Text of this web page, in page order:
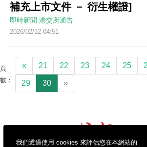
我們透過使用 cookies 來評估您在本網站的
補充上市文件 － 衍生權證]
即時新聞 港交所通告
2026/02/12 04:51
頁
數：
« 21 22 23 24 25
29 30 »